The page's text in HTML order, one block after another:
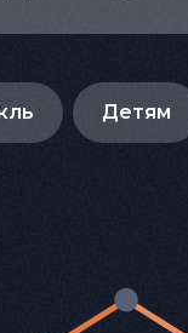
Детям